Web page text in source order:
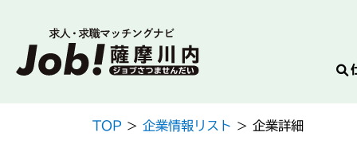
TOP > 企業情報リスト > 企業詳細